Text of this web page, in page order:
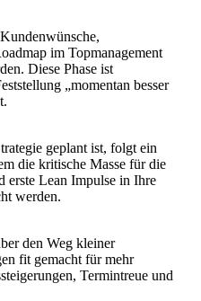
im Topmanagement
Diese Phase ist
„momentan besser
geplant ist, folgt ein
die kritische Masse für die
erste Lean Impulse in Ihre
werden.
den Weg kleiner
fit gemacht für mehr
Termintreue und